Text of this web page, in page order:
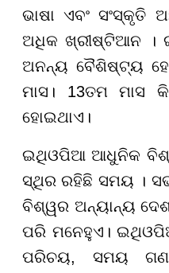
ଭାଷା ଏବଂ ସଂସ୍କୃତି
ଅଧିକ ଖ୍ରୀଷ୍ଟିଆନ ।
ଅନନ୍ୟ ବୈଶିଷ୍ଟ୍ୟ
ମାସ। 13ତମ ମାସ
ହୋଇଥାଏ।
ଇଥିଓପିଆ ଆଧୁନିକ
ସ୍ଥିର ରହିଛି ସମୟ ।
ବିଶ୍ୱର ଅନ୍ୟାନ୍ୟ
ପରି ମନେହୁଏ।
ପରିଚୟ, ସମୟ